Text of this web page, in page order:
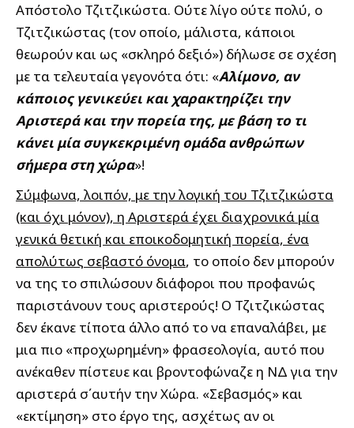
Απόστολο Τζιτζικώστα. Ούτε λίγο ούτε πολύ, ο
Τζιτζικώστας (τον οποίο, μάλιστα, κάποιοι
θεωρούν και ως «σκληρό δεξιό») δήλωσε σε σχέση
με τα τελευταία γεγονότα ότι: «Αλίμονο, αν
κάποιος γενικεύει και χαρακτηρίζει την
Αριστερά και την πορεία της, με βάση το τι
κάνει μία συγκεκριμένη ομάδα ανθρώπων
σήμερα στη χώρα»!
Σύμφωνα, λοιπόν, με την λογική του Τζιτζικώστα
(και όχι μόνον), η Αριστερά έχει διαχρονικά μία
γενικά θετική και εποικοδομητική πορεία, ένα
απολύτως σεβαστό όνομα, το οποίο δεν μπορούν
να της το σπιλώσουν διάφοροι που προφανώς
παριστάνουν τους αριστερούς! Ο Τζιτζικώστας
δεν έκανε τίποτα άλλο από το να επαναλάβει, με
μια πιο «προχωρημένη» φρασεολογία, αυτό που
ανέκαθεν πίστευε και βροντοφώναζε η ΝΔ για την
αριστερά σ΄αυτήν την Χώρα. «Σεβασμός» και
«εκτίμηση» στο έργο της, ασχέτως αν οι